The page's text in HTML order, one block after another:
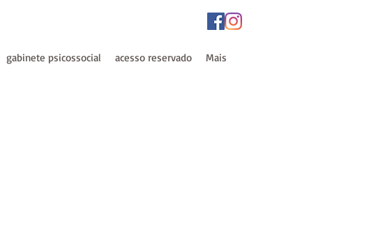
gabinete psicossocial acesso reservado Mais